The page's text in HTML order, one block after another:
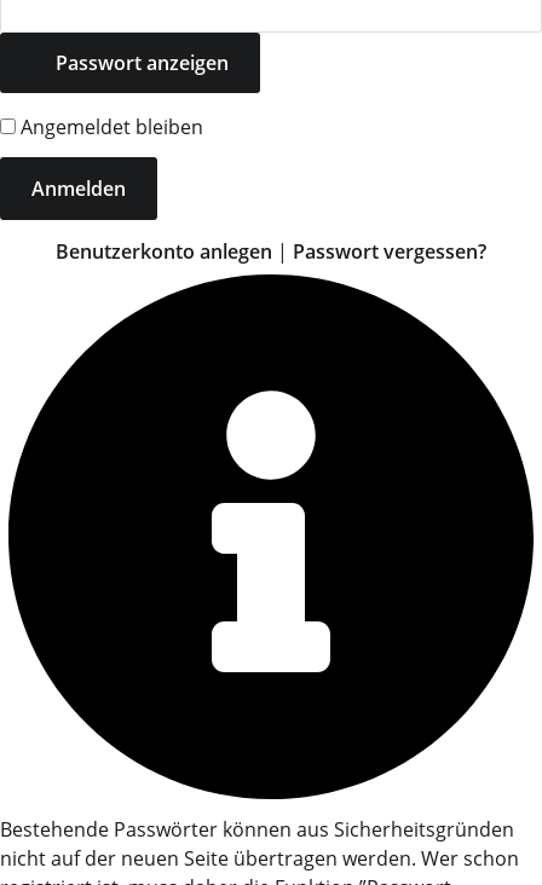
Passwort anzeigen
Angemeldet bleiben
Benutzerkonto anlegen | Passwort vergessen?
Bestehende Passwörter können aus Sicherheitsgründen
nicht auf der neuen Seite übertragen werden. Wer schon